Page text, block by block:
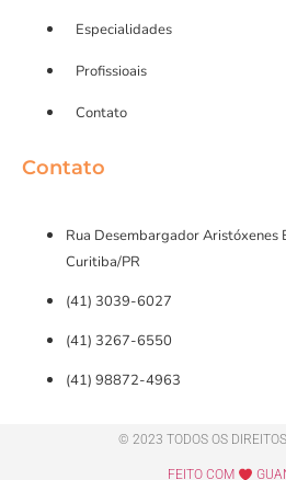
Especialidades
Profissioais
Contato
Contato
Rua Desembargador
Curitiba/PR
(41) 3039-6027
(41) 3267-6550
(41) 98872-4963
© 2023 TODOS OS
FEITO COM